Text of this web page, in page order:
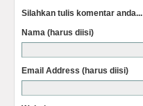
Silahkan tulis komentar anda...
Nama (harus diisi)
Email Address (harus diisi)